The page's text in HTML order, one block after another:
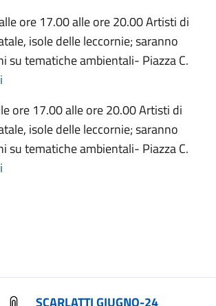
ore 17.00 alle ore 20.00 Artisti di
isole delle leccornie; saranno
su tematiche ambientali- Piazza C.
ore 17.00 alle ore 20.00 Artisti di
isole delle leccornie; saranno
su tematiche ambientali- Piazza C.
SCARLATTI GIUGNO-24